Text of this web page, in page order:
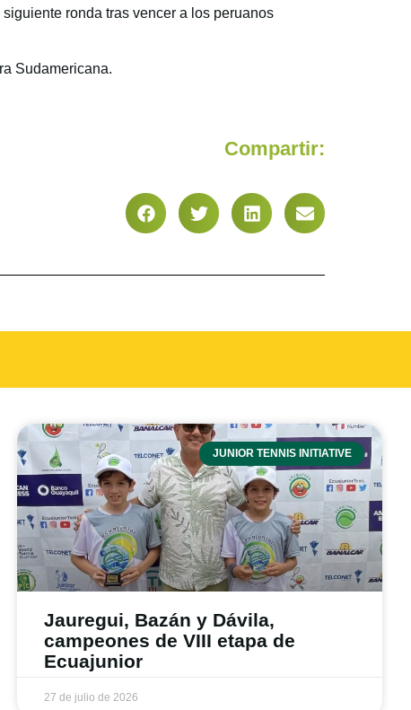
ronda tras vencer a los peruanos
Sudamericana.
Compartir:
JUNIOR TENNIS INITIATIVE
Jauregui, Bazán y Dávila,
campeones de VIII etapa de
Ecuajunior
27 de julio de 2026